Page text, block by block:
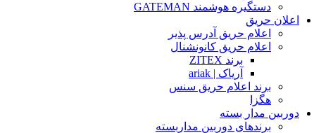
دستگیره هوشمند GATEMAN
اعلان حریق
اعلام حریق آدرس پذیر
اعلام حریق کانونشنال
برند ZITEX
آریاک | ariak
برند اعلام حریق سنس
هگزا
دوربین مدار بسته
برندهای دوربین مداربسته